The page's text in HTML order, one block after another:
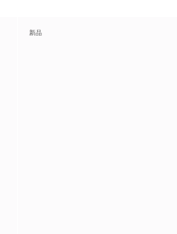
新品